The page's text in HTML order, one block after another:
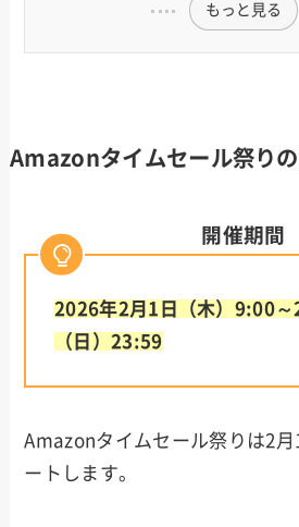
もっと見る
Amazonタイムセール祭り
開催期間
2026年2月1日（木）9:00～
（日）23:59
Amazonタイムセール祭りは2月
ートします。